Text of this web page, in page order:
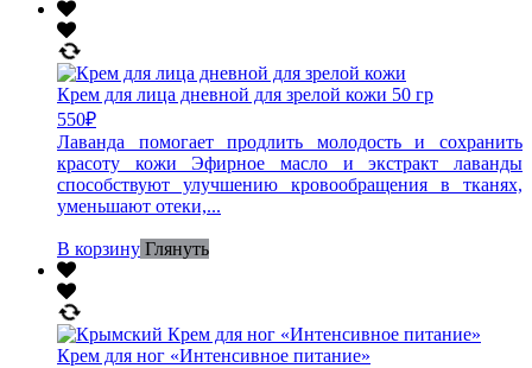
Крем для лица дневной для зрелой кожи 50 гр
550₽
Лаванда помогает продлить молодость и сохранить
красоту кожи Эфирное масло и экстракт лаванды
способствуют улучшению кровообращения в тканях,
уменьшают отеки,...
В корзину Глянуть
Крем для ног «Интенсивное питание»